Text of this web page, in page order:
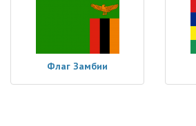
Флаг Замбии